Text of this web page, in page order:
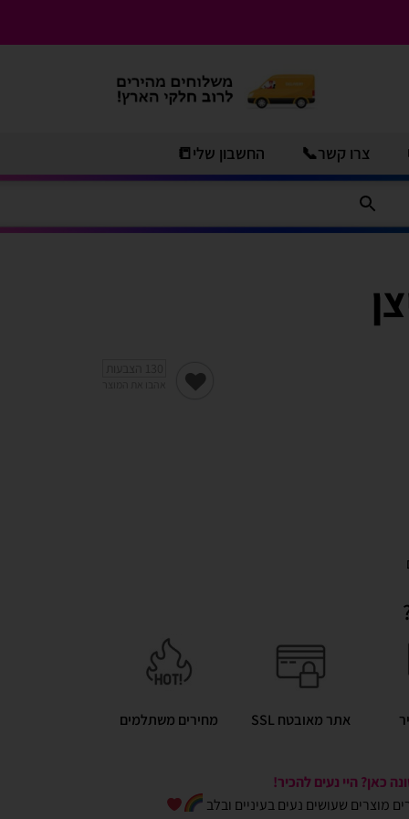
צרו קשר📞 החשבון שלי📒
אתר מאובטח SSL מחירים משתלמים
כאן? היי נעים להכיר!
מוצרים שעושים נעים בעיניים ובלב